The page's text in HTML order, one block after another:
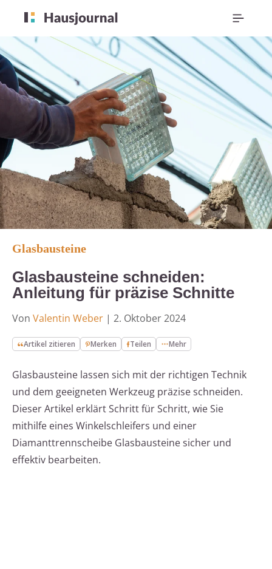
Glasbausteine
Glasbausteine schneiden:
Anleitung für präzise Schnitte
Von Valentin Weber | 2. Oktober 2024
Artikel zitieren Merken Teilen Mehr
Glasbausteine lassen sich mit der richtigen Technik
und dem geeigneten Werkzeug präzise schneiden.
Dieser Artikel erklärt Schritt für Schritt, wie Sie
mithilfe eines Winkelschleifers und einer
Diamanttrennscheibe Glasbausteine sicher und
effektiv bearbeiten.